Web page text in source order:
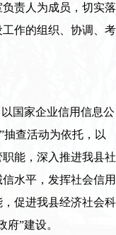
责人为成员，切实落
作的组织、协调、考
国家企业信用信息公
抽查活动为依托，以
能，深入推进我县社
水平，发挥社会信用
促进我县经济社会科
”建设。